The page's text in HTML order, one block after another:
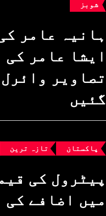
شوبز
ہانیہ عامر
ایشا عامر کی
تصاویر وائرل
گئیں
پاکستان تازہ ترین
پیٹرول کی
میں اضافے کی